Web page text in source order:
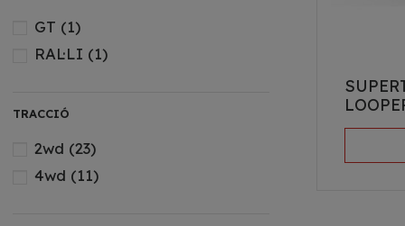
GT (1)
RAL·LI (1)
TRACCIÓ
2wd (23)
4wd (11)